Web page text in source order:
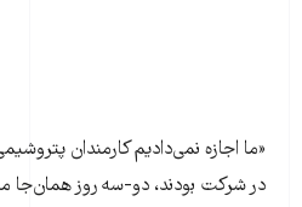
«ما اجازه نمی‌دادیم کارمندان